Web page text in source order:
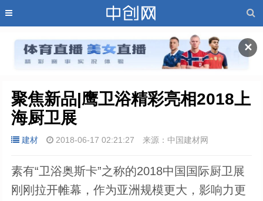
✕
聚焦新品|鹰卫浴精彩亮相2018上
海厨卫展
建材 2018-06-17 02:21:27 来源：中国建材网
素有“卫浴奥斯卡”之称的2018中国国际厨卫展
刚刚拉开帷幕，作为亚洲规模更大，影响力更